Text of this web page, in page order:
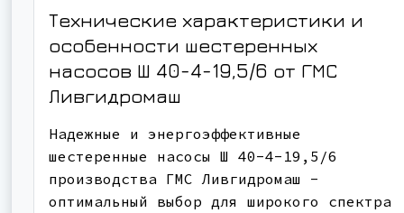
Технические характеристики и
особенности шестеренных
насосов Ш 40-4-19,5/6 от ГМС
Ливгидромаш
Надежные и энергоэффективные
шестеренные насосы Ш 40-4-19,5/6
производства ГМС Ливгидромаш -
оптимальный выбор для широкого спектра